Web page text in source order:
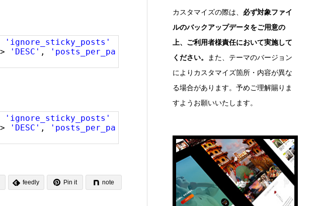
カスタマイズの際は、 必ず対象ファイ
ルのバックアップデータをご用意の
上、ご利用者様責任において実施して
ください。
また、テーマのバージョン
によりカスタマイズ箇所・内容が異な
る場合があります。予めご理解賜りま
すようお願いいたします。
'ignore_sticky_posts'
'DESC' ,
'posts_per_pa
'ignore_sticky_posts'
'DESC' ,
'posts_per_pa
 feedly  Pin it note